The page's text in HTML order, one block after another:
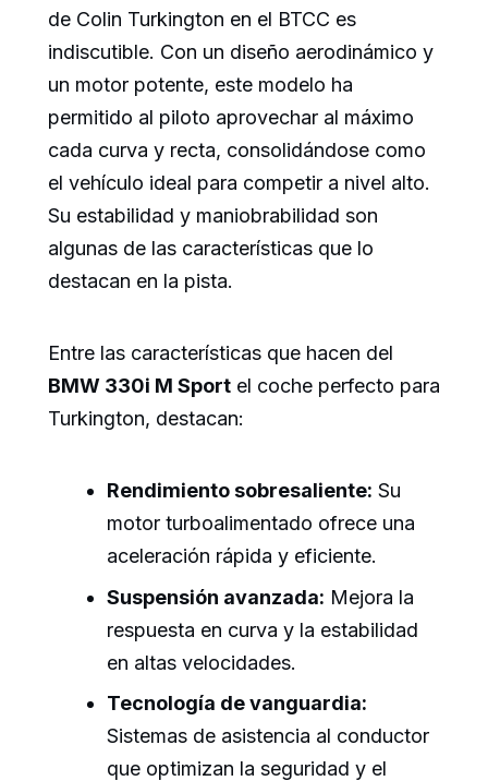
de Colin Turkington en el BTCC es
indiscutible. Con un diseño aerodinámico y
un motor potente, este modelo ha
permitido al piloto aprovechar al máximo
cada curva y recta, consolidándose como
el vehículo ideal para competir a nivel alto.
Su estabilidad y maniobrabilidad son
algunas de las características que lo
destacan en la pista.
Entre las características que hacen del
BMW 330i M Sport el coche perfecto para
Turkington, destacan:
Rendimiento sobresaliente: Su
motor turboalimentado ofrece una
aceleración rápida y eficiente.
Suspensión avanzada: Mejora la
respuesta en curva y la estabilidad
en altas velocidades.
Tecnología de vanguardia:
Sistemas de asistencia al conductor
que optimizan la seguridad y el